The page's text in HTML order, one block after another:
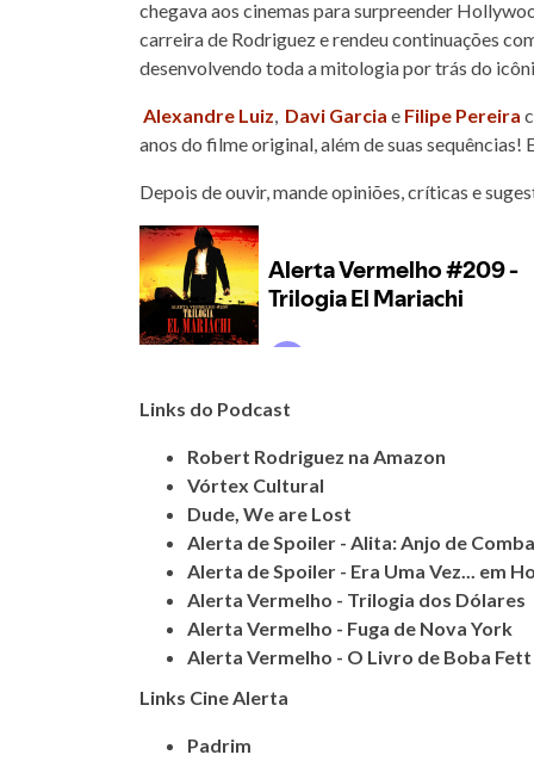
chegava aos cinemas para surpreender
carreira de Rodriguez e rendeu continuações
desenvolvendo toda a mitologia por trás do
Alexandre Luiz, Davi Garcia e Filipe Pereira
anos do filme original, além de suas
Depois de ouvir, mande opiniões, críticas e
Links do Podcast
Robert Rodriguez na Amazon
Vórtex Cultural
Dude, We are Lost
Alerta de Spoiler - Alita: Anjo de
Alerta de Spoiler - Era Uma Vez... em
Alerta Vermelho - Trilogia dos Dólares
Alerta Vermelho - Fuga de Nova York
Alerta Vermelho - O Livro de Boba Fett
Links Cine Alerta
Padrim